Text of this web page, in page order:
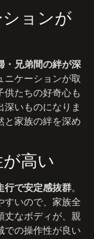
ョンが
・兄弟間の絆が深
ニケーションが取
供たちの好奇心も
いものになりま
と家族の絆を深め
高い
行で安定感抜群。
すいので、家族全
丈なボディが、親
での操作性が良い